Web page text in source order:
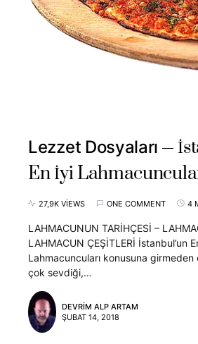
Lezzet Dosyaları
En İyi
27,9K VIEWS ONE COMMENT 4
LAHMACUNUN TARİHÇESİ –
LAHMACUN ÇEŞİTLERİ İstanbul’un
Lahmacuncuları konusuna
çok sevdiği,…
DEVRIM ALP ARTAM
ŞUBAT 14, 2018